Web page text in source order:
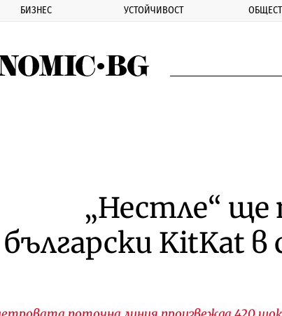
БИЗНЕС УСТОЙЧИВОСТ
„Нестле“ ще
български KitKat в